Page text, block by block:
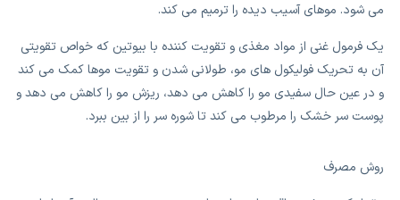
می شود. موهای آسیب دیده را ترمیم می کند.
یک فرمول غنی از مواد مغذی و تقویت کننده با بیوتین که خواص تقویتی
آن به تحریک فولیکول های مو، طولانی شدن و تقویت موها کمک می کند
و در عین حال سفیدی مو را کاهش می دهد، ریزش مو را کاهش می دهد و
پوست سر خشک را مرطوب می کند تا شوره سر را از بین ببرد.
روش مصرف